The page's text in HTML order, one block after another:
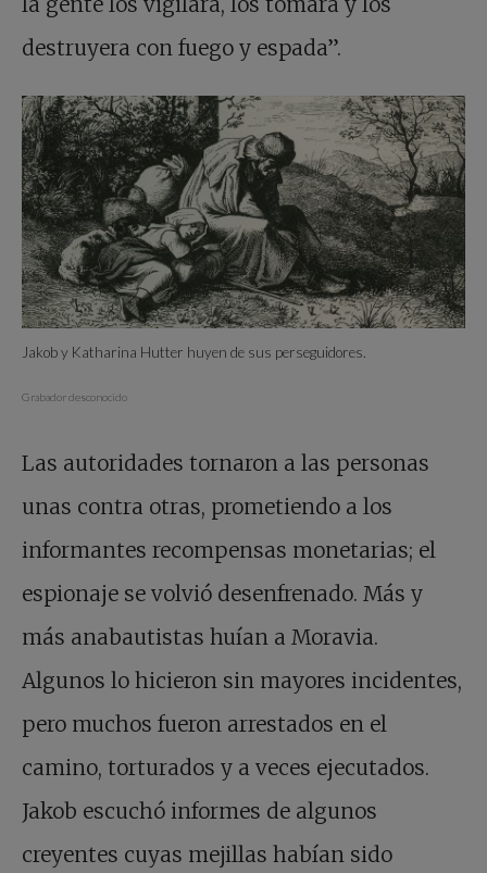
destruyera con fuego y espada”.
Jakob y Katharina Hutter huyen de sus perseguidores.
Grabador desconocido
Las autoridades tornaron a las personas
unas contra otras, prometiendo a los
informantes recompensas monetarias; el
espionaje se volvió desenfrenado. Más y
más anabautistas huían a Moravia.
Algunos lo hicieron sin mayores incidentes,
pero muchos fueron arrestados en el
camino, torturados y a veces ejecutados.
Jakob escuchó informes de algunos
creyentes cuyas mejillas habían sido